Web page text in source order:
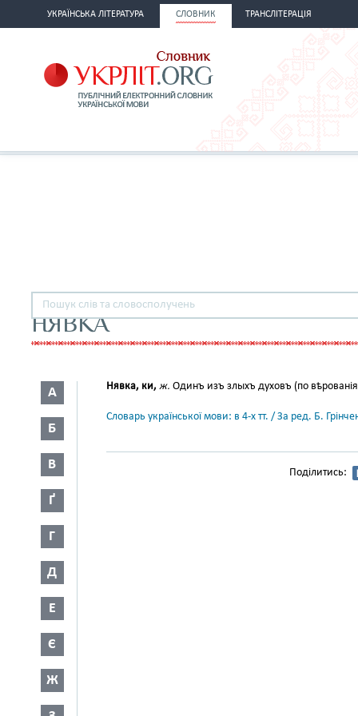
УКРАЇНСЬКА ЛІТЕРАТУРА СЛОВНИК ТРАНСЛІТЕРАЦІЯ
НЯВКА
А
Б
В
Ґ
Г
Д
Е
Є
Ж
Нявка, ки, ж. Одинъ изъ злыхъ духовъ (по
Словарь української мови: в 4-х тт. / За ред. Б.
Поділитись: